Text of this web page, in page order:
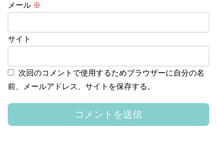
メール ※
サイト
次回のコメントで使用するためブラウザーに自分の名
前、メールアドレス、サイトを保存する。